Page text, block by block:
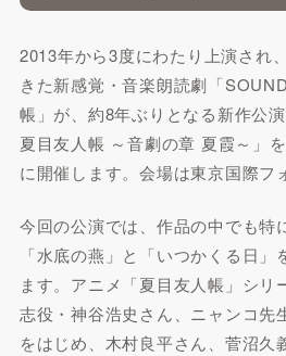
2013年から3度にわたり上演され
きた新感覚・音楽朗読劇「
帳」が、約8年ぶりとなる新作公
夏目友人帳 ～音劇の章 夏霞～」
に開催します。会場は東京国際フ
今回の公演では、作品の中でも特
「水底の燕」と「いつかくる日
ます。アニメ「夏目友人帳」シリ
志役・神谷浩史さん、ニャンコ先
をはじめ、木村良平さん、菅沼久